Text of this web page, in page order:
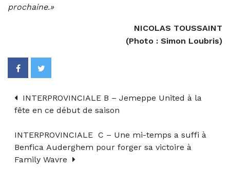
prochaine.»
NICOLAS TOUSSAINT
(Photo : Simon Loubris)
INTERPROVINCIALE B – Jemeppe United à la
fête en ce début de saison
INTERPROVINCIALE C – Une mi-temps a suffi à
Benfica Auderghem pour forger sa victoire à
Family Wavre